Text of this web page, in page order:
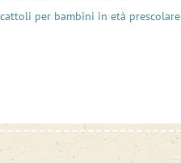
per bambini in età prescolare